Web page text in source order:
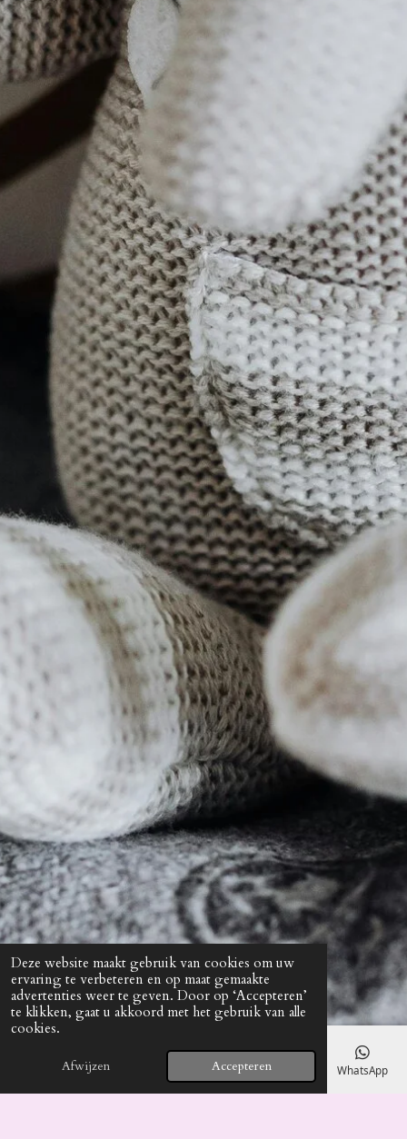
Deze website maakt gebruik van cookies om uw
ervaring te verbeteren en op maat gemaakte
advertenties weer te geven. Door op ‘Accepteren’
te klikken, gaat u akkoord met het gebruik van alle
cookies.
Afwijzen Accepteren
E-mailadres Telefoonnummer Kaart Facebook WhatsApp